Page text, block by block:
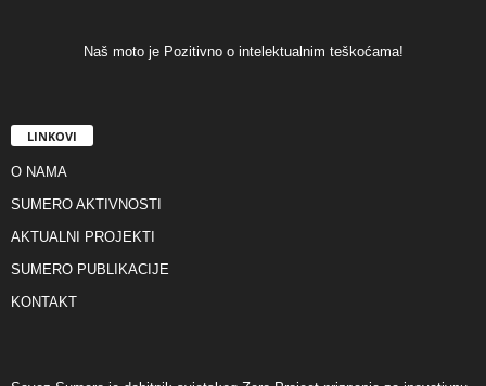
Naš moto je Pozitivno o intelektualnim teškoćama!
LINKOVI
O NAMA
SUMERO AKTIVNOSTI
AKTUALNI PROJEKTI
SUMERO PUBLIKACIJE
KONTAKT